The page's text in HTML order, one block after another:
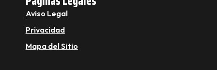
Aviso Legal
Privacidad
Mapa del Sitio